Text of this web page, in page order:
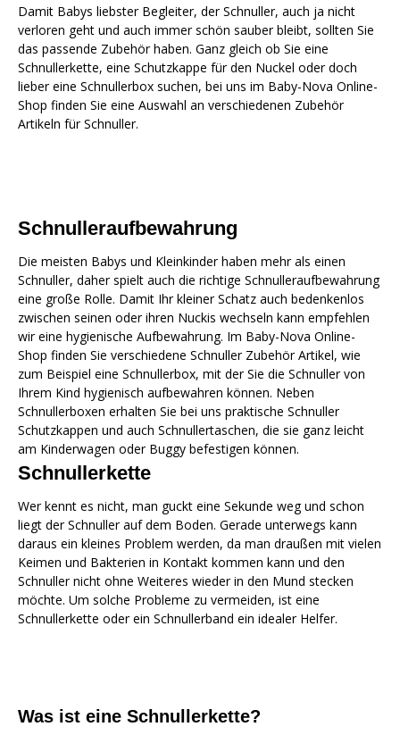
Damit Babys liebster Begleiter, der Schnuller, auch ja nicht
verloren geht und auch immer schön sauber bleibt, sollten Sie
das passende Zubehör haben. Ganz gleich ob Sie eine
Schnullerkette, eine Schutzkappe für den Nuckel oder doch
lieber eine Schnullerbox suchen, bei uns im Baby-Nova Online-
Shop finden Sie eine Auswahl an verschiedenen Zubehör
Artikeln für Schnuller.
Schnulleraufbewahrung
Die meisten Babys und Kleinkinder haben mehr als einen
Schnuller, daher spielt auch die richtige Schnulleraufbewahrung
eine große Rolle. Damit Ihr kleiner Schatz auch bedenkenlos
zwischen seinen oder ihren Nuckis wechseln kann empfehlen
wir eine hygienische Aufbewahrung. Im Baby-Nova Online-
Shop finden Sie verschiedene Schnuller Zubehör Artikel, wie
zum Beispiel eine Schnullerbox, mit der Sie die Schnuller von
Ihrem Kind hygienisch aufbewahren können. Neben
Schnullerboxen erhalten Sie bei uns praktische Schnuller
Schutzkappen und auch Schnullertaschen, die sie ganz leicht
am Kinderwagen oder Buggy befestigen können.
Schnullerkette
Wer kennt es nicht, man guckt eine Sekunde weg und schon
liegt der Schnuller auf dem Boden. Gerade unterwegs kann
daraus ein kleines Problem werden, da man draußen mit vielen
Keimen und Bakterien in Kontakt kommen kann und den
Schnuller nicht ohne Weiteres wieder in den Mund stecken
möchte. Um solche Probleme zu vermeiden, ist eine
Schnullerkette oder ein Schnullerband ein idealer Helfer.
Was ist eine Schnullerkette?